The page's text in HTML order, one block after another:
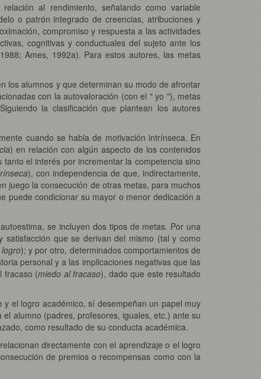
al rendimiento, señalando como variable
o patrón integrado de creencias, atribuciones y
compromiso y respuesta a las actividades
cognitivas y conductuales del sujeto ante los
Ames, 1992a). Para estos autores, las metas
los alumnos y que determinan su modo de afrontar
con la autovaloración (con el " yo "), metas
la clasificación que plantean los autores
cuando se habla de motivación intrínseca. En
) en relación con algún aspecto de los contenidos
el interés por incrementar la competencia sino
), con independencia de que, indirectamente,
juego la consecución de otras metas, para muchos
puede condicionar su mayor o menor dedicación a
se incluyen dos tipos de metas. Por una
que se derivan del mismo (tal y como
); y por otro, determinados comportamientos de
personal y a las implicaciones negativas que las
fracaso (miedo al fracaso), dado que este resultado
el logro académico, sí desempeñan un papel muy
alumno (padres, profesores, iguales, etc.) ante su
como resultado de su conducta académica.
directamente con el aprendizaje o el logro
de premios o recompensas como con la